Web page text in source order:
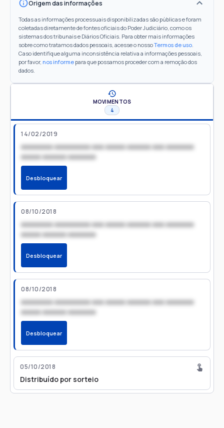
Origem das informações
Todas as informações processuais disponibilizadas são públicas e foram
coletadas diretamente de fontes oficiais do Poder Judiciário, como os
sistemas dos tribunais e Diários Oficiais. Para obter mais informações
sobre como tratamos dados pessoais, acesse o nossoTermos de uso.
Caso identifique alguma inconsistência relativa a informações pessoais,
por favor, nos informe para que possamos proceder com a remoção dos
dados.
MOVIMENTOS
4
14/02/2019
xxxxxxxx xxxxxxxxx xxx xxxxx xxxxxx xxx xxxxxxx
xxxxx xxxxxx xxxxxxx
Desbloquear
08/10/2018
xxxxxxxx xxxxxxxxx xxx xxxxx xxxxxx xxx xxxxxxx
xxxxx xxxxxx xxxxxxx
Desbloquear
08/10/2018
xxxxxxxx xxxxxxxxx xxx xxxxx xxxxxx xxx xxxxxxx
xxxxx xxxxxx xxxxxxx
Desbloquear
05/10/2018
Distribuído por sorteio